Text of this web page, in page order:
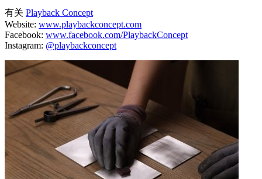
有关 Playback Concept
Website: www.playbackconcept.com
Facebook: www.facebook.com/PlaybackConcept
Instagram: @playbackconcept